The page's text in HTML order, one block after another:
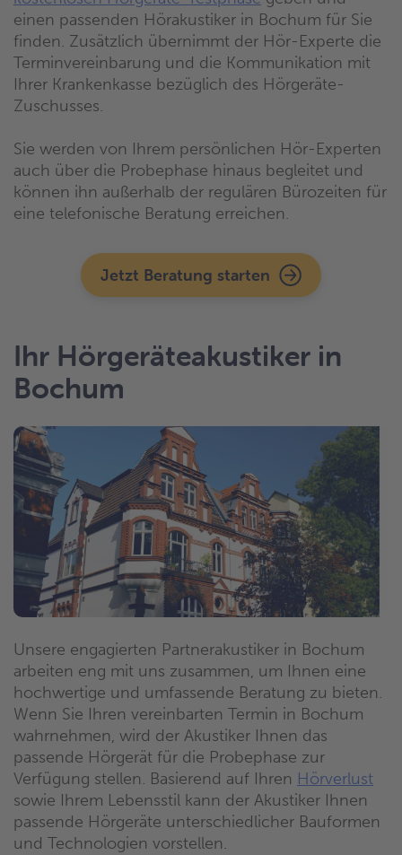
einen passenden Hörakustiker in Bochum für Sie
finden. Zusätzlich übernimmt der Hör-Experte die
Terminvereinbarung und die Kommunikation mit
Ihrer Krankenkasse bezüglich des Hörgeräte-
Zuschusses.
Sie werden von Ihrem persönlichen Hör-Experten
auch über die Probephase hinaus begleitet und
können ihn außerhalb der regulären Bürozeiten für
eine telefonische Beratung erreichen.
Jetzt Beratung starten
Ihr Hörgeräteakustiker in
Bochum
Unsere engagierten Partnerakustiker in Bochum
arbeiten eng mit uns zusammen, um Ihnen eine
hochwertige und umfassende Beratung zu bieten.
Wenn Sie Ihren vereinbarten Termin in Bochum
wahrnehmen, wird der Akustiker Ihnen das
passende Hörgerät für die Probephase zur
Verfügung stellen. Basierend auf Ihren Hörverlust
sowie Ihrem Lebensstil kann der Akustiker Ihnen
passende Hörgeräte unterschiedlicher Bauformen
und Technologien vorstellen.